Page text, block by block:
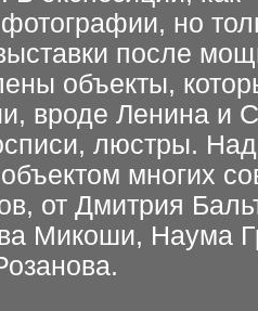
но
после
объекты,
вроде Ленина и
люстры.
многих
от Дмитрия
Микоши, Наума